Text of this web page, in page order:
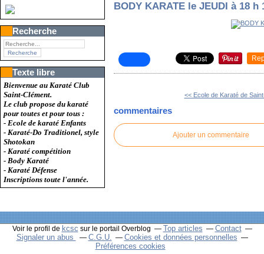
Recherche
Texte libre
Bienvenue au Karaté Club
Saint-Clément.
Le club propose du karaté
pour toutes et pour tous :
- Ecole de karaté Enfants
- Karaté-Do Traditionel, style
Shotokan
- Karaté compétition
- Body Karaté
- Karaté Défense
Inscriptions toute l'année.
BODY KARATE le JEUDI à 18 h
<< Ecole de Karaté de
commentaires
Ajouter un commentaire
Voir le profil de kcsc sur le portail Overblog Top articles
Contact
Signaler un abus
C.G.U.
Cookies et données personnelles
Préférences cookies